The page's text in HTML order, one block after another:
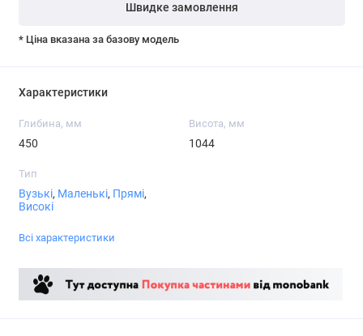
Швидке замовлення
* Ціна вказана за базову модель
Характеристики
Глибина, мм
450
Висота, мм
1044
Тип
Вузькі, Маленькі, Прямі,
Високі
Всі характеристики